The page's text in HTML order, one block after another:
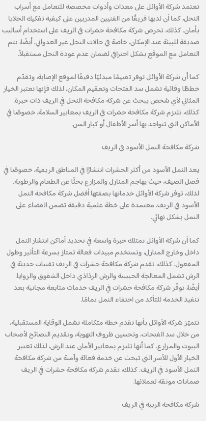
تعتمد شركة الأوائل على معدات وأدوات مخصصة للتعامل مع أسراب
النحل، كما أن لديها فريقًا من الفنيين المدربين على كيفية تفكيك الخلايا
بأمان. كذلك، تحرص شركة مكافحة حشرات في الريف على استخدام أساليب
صديقة للبيئة عند الإمكان، خاصة في حالات النحل غير العدواني. أيضًا، يتم
التعامل مع الموقع بشكل احترافي لضمان عدم عودة النحل مستقبلاً.
كما أن شركة الأوائل توفر تقييمًا مبدئيًا دقيقًا لموقع الإصابة، وتقدّم
خططًا وقائية تشمل سد الفتحات وتعقيم المكان، لذلك فإنها تعتبر الخيار
المثالي لأي شخص يبحث عن شركة مكافحة النحل في الريف ذات خبرة.
كذلك، تلتزم شركة مكافحة حشرات في الريف بمعايير السلامة، خصوصًا في
الأماكن التي تتواجد بها أسر الأطفال أو كبار السن.
شركة مكافحة النمل الأسود في الريف
يعد النمل الأسود من أكثر الحشرات انتشارًا في المناطق الريفية، خصوصًا في
فصل الصيف، حيث يهاجم المنازل والمزارع بحثًا عن الطعام والرطوبة.
لذلك، توفر شركة الأوائل خدماتها بصفتها أفضل شركة مكافحة النمل
الأسود في الريف، معتمدة على خطة علمية دقيقة تضمن القضاء على
النمل بشكل نهائي.
كما أن شركة الأوائل تمتلك خبرة واسعة في تحديد أماكن انتشار النمل
داخل وخارج المنازل، وتستخدم مبيدات فعالة تمتاز بسرعة التأثير وطول
المفعول. كذلك، تقدم شركة مكافحة حشرات في الريف تقنيات حديثة في
الرش تشمل المعالجة الحبيبية والرش الرذاذي داخل الشقوق والزوايا.
أيضًا، توفّر شركة مكافحة حشرات في الريف خدمات متابعة مجانية بعد
تنفيذ الخدمة للتأكد من اختفاء النمل تمامًا.
تتميّز شركة الأوائل بأنها تقدم خطة متكاملة تشمل الوقاية المستقبلية،
من خلال سد الفتحات، وتحسين ظروف التهوية، وتقديم النصائح لأصحاب
البيوت والمزارع. كما أنها تلتزم بمعايير الأمان عند الرش، لذلك تعتبر
الخيار الأول للأسر التي تبحث عن خدمة فعالة وآمنة من شركة مكافحة
النمل الأسود في الريف. كذلك، تقدم شركة مكافحة حشرات في الريف
ضمانات موثقة لعملائها.
شركة مكافحة الربية في الريف